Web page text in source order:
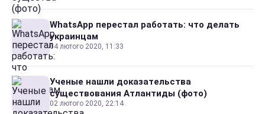
WhatsApp перестал работать: что делать
украинцам
04 лютого 2020, 11:33
Ученые нашли доказательства
существования Атлантиды (фото)
02 лютого 2020, 22:14